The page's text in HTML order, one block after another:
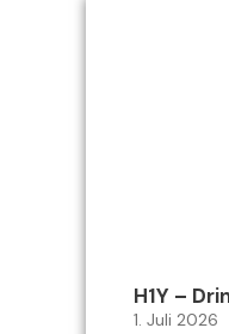
H1Y –
1. Juli 2026